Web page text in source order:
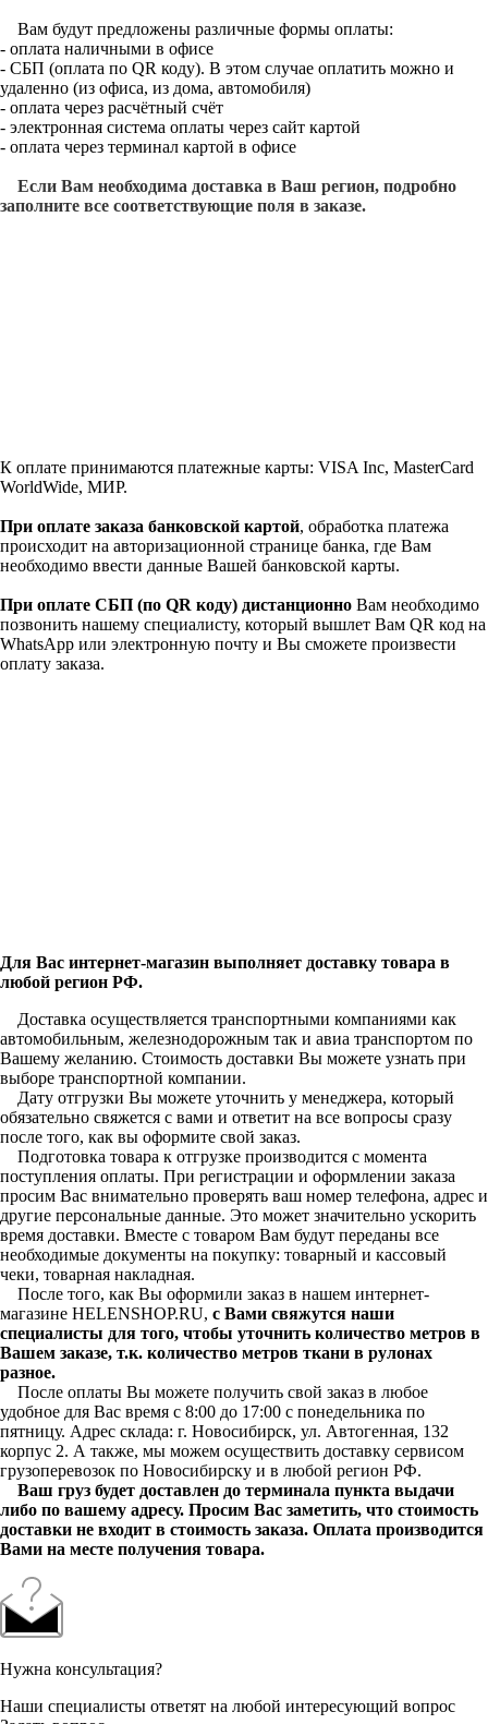
Вам будут предложены различные формы оплаты:
- оплата наличными в офисе
- СБП (оплата по QR коду). В этом случае оплатить можно и
удаленно (из офиса, из дома, автомобиля)
- оплата через расчётный счёт
- электронная система оплаты через сайт картой
- оплата через терминал картой в офисе
Если Вам необходима доставка в Ваш регион, подробно
заполните все соответствующие поля в заказе.
К оплате принимаются платежные карты: VISA Inc, MasterCard
WorldWide, МИР.
При оплате заказа банковской картой, обработка платежа
происходит на авторизационной странице банка, где Вам
необходимо ввести данные Вашей банковской карты.
При оплате СБП (по QR коду) дистанционно Вам необходимо
позвонить нашему специалисту, который вышлет Вам QR код на
WhatsApp или электронную почту и Вы сможете произвести
оплату заказа.
Для Вас интернет-магазин выполняет доставку товара в
любой регион РФ.
Доставка осуществляется транспортными компаниями как
автомобильным, железнодорожным так и авиа транспортом по
Вашему желанию. Стоимость доставки Вы можете узнать при
выборе транспортной компании.
Дату отгрузки Вы можете уточнить у менеджера, который
обязательно свяжется с вами и ответит на все вопросы сразу
после того, как вы оформите свой заказ.
Подготовка товара к отгрузке производится с момента
поступления оплаты. При регистрации и оформлении заказа
просим Вас внимательно проверять ваш номер телефона, адрес и
другие персональные данные. Это может значительно ускорить
время доставки. Вместе с товаром Вам будут переданы все
необходимые документы на покупку: товарный и кассовый
чеки, товарная накладная.
После того, как Вы оформили заказ в нашем интернет-
магазине HELENSHOP.RU, с Вами свяжутся наши
специалисты для того, чтобы уточнить количество метров в
Вашем заказе, т.к. количество метров ткани в рулонах
разное.
После оплаты Вы можете получить свой заказ в любое
удобное для Вас время с 8:00 до 17:00 с понедельника по
пятницу. Адрес склада: г. Новосибирск, ул. Автогенная, 132
корпус 2. А также, мы можем осуществить доставку сервисом
грузоперевозок по Новосибирску и в любой регион РФ.
Ваш груз будет доставлен до терминала пункта выдачи
либо по вашему адресу. Просим Вас заметить, что стоимость
доставки не входит в стоимость заказа. Оплата производится
Вами на месте получения товара.
Нужна консультация?
Наши специалисты ответят на любой интересующий вопрос